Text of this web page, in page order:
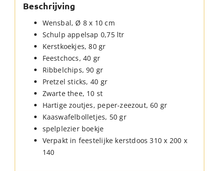
Beschrijving
Wensbal, Ø 8 x 10 cm
Schulp appelsap 0,75 ltr
Kerstkoekjes, 80 gr
Feestchocs, 40 gr
Ribbelchips, 90 gr
Pretzel sticks, 40 gr
Zwarte thee, 10 st
Hartige zoutjes, peper-zeezout, 60 gr
Kaaswafelbolletjes, 50 gr
spelplezier boekje
Verpakt in feestelijke kerstdoos 310 x 200 x
140